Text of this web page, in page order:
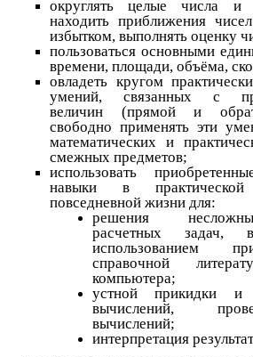
округлять целые числа и
находить приближения
избытком, выполнять оценку
пользоваться основными
времени, площади, объёма,
овладеть кругом
умений, связанных с
величин (прямой и
свободно применять эти
математических и
смежных предметов;
использовать
навыки в
повседневной жизни для:
решения
расчетных
использованием
справочной
компьютера;
устной прикидки и
вычислений,
вычислений;
интерпретация